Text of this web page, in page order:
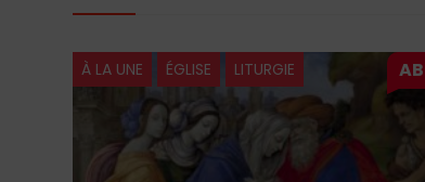
À LA UNE ÉGLISE LITURGIE